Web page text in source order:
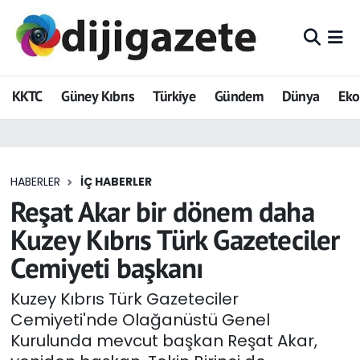
KKTC Güney Kıbrıs Türkiye Gündem Dünya
HABERLER İÇ HABERLER
Reşat Akar bir dönem daha
Kuzey Kıbrıs Türk Gazeteciler
Cemiyeti başkanı
Kuzey Kıbrıs Türk Gazeteciler
Cemiyeti'nde Olağanüstü Genel
Kurulunda mevcut başkan Reşat Akar,
ADVERTORIAL
Dijigazete
Eğitim
Ekonomi
Foto Galeri
GEZİ
Güncel
Hava Durumu
Trafik Durumu
Tüm Manşetler
Son Dakika Haberleri
Haber Arşivi